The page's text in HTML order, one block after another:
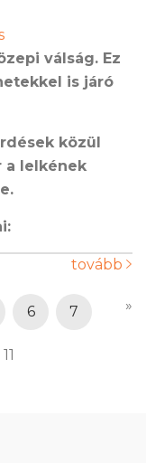
válság. Ez
is járó
közül
a lelkének
tovább
6 7
11
»